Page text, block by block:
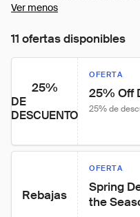
Ver menos
11 ofertas disponibles
25%
DE
DESCUENTO
OFERTA
25% Off
25% de
Rebajas
OFERTA
Spring
the